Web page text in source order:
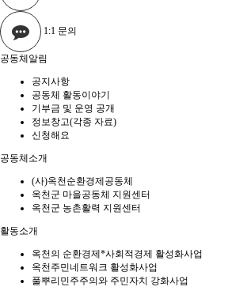
1:1 문의
공동체알림
공지사항
공동체 활동이야기
기부금 및 운영 공개
정보창고(각종 자료)
신청해요
공동체소개
(사)옥천순환경제공동체
옥천군 마을공동체 지원센터
옥천군 농촌활력 지원센터
활동소개
옥천의 순환경제*사회적경제 활성화사업
옥천주민네트워크 활성화사업
풀뿌리민주주의와 주민자치 강화사업